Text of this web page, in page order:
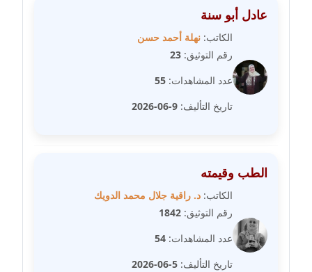
مدونة رحاب منيعم
عاملة
مدونة رشا شمس الدين
مدونة رشا كمال
عاملة
عادل أبو سنة
الكاتب: نهلة أحمد حسن
رقم التوثيق: 23
عدد المشاهدات: 55
تاريخ التأليف: 9-06-2026
الطب وقيمته
الكاتب: د. راقية جلال محمد الدويك
رقم التوثيق: 1842
عدد المشاهدات: 54
تاريخ التأليف: 5-06-2026